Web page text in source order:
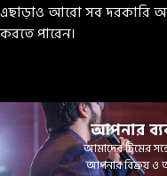
এছাড়াও আরো সব দরকারি
করতে পারেন।
আপনার
আমাদের টিমের
আপনার বিক্রয় ও